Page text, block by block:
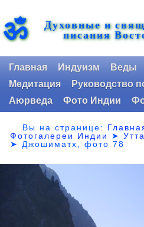
ॐ Духовные и
писания
Главная Индуизм Веды
Медитация
Руководство
Аюрведа
Фото Индии
Вы на странице:
Фотогалереи Индии
➤
➤ Джошиматх, фото 78